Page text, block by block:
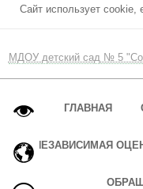
Сайт использует cookie,
МДОУ детский сад № 5
ГЛАВНАЯ
НЕЗАВИСИМАЯ